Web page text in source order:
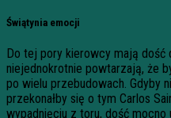
Świątynia emocji
Do tej pory kierowcy mają dość
niejednokrotnie powtarzają, że
po wielu przebudowach. Gdyby
przekonałby się o tym Carlos
wypadnięciu z toru, dość mocno